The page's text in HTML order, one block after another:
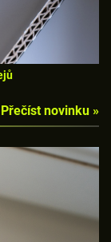
Přečíst novinku »